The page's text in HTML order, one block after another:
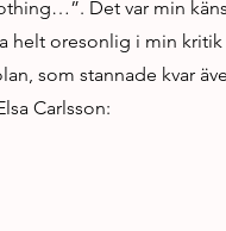
Det var min
helt oresonlig i min
som stannade kvar
Carlsson: